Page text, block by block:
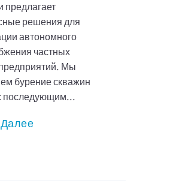
предлагает
решения для
автономного
частных
Мы
бурение скважин
последующим...